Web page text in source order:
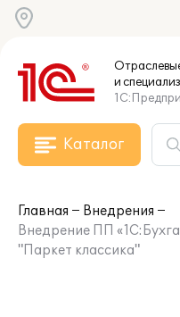
и
Каталог
Главная
Внедрения
Внедрение ПП
"Паркет классика"